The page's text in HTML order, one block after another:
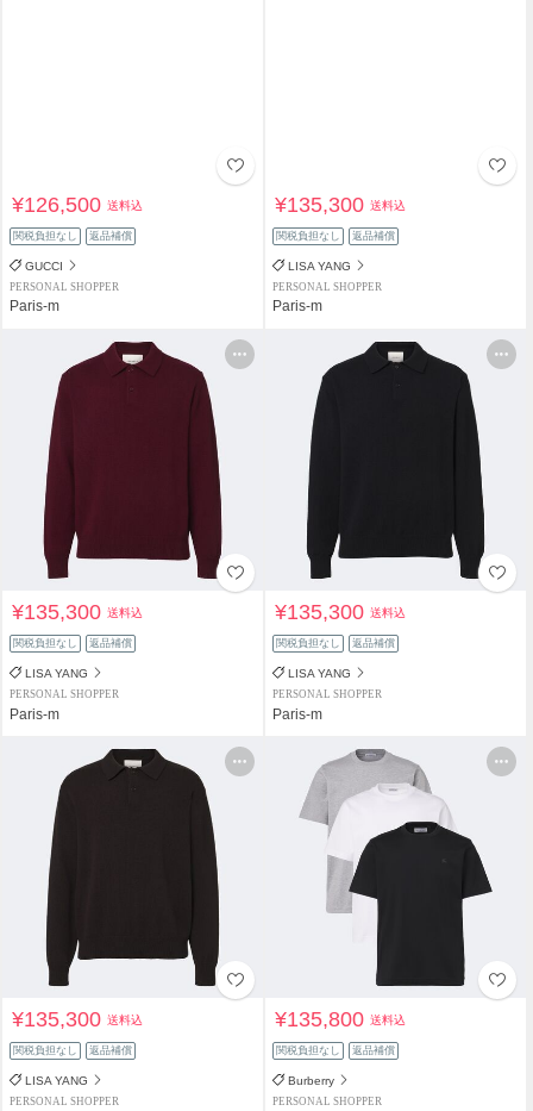
¥126,500送料込
関税負担なし 返品補償
GUCCI
PERSONAL SHOPPER
Paris-m
¥135,300送料込
関税負担なし 返品補償
LISA YANG
PERSONAL SHOPPER
Paris-m
¥135,300送料込
関税負担なし 返品補償
LISA YANG
PERSONAL SHOPPER
Paris-m
¥135,300送料込
関税負担なし 返品補償
LISA YANG
PERSONAL SHOPPER
Paris-m
¥135,300送料込
関税負担なし 返品補償
LISA YANG
PERSONAL SHOPPER
¥135,800送料込
関税負担なし 返品補償
Burberry
PERSONAL SHOPPER